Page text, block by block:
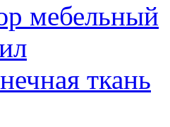
мебельный
ткань